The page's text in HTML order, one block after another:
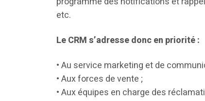
etc.
Le CRM s’adresse donc en priorité :
• Au service marketing et de
• Aux forces de vente ;
• Aux équipes en charge des